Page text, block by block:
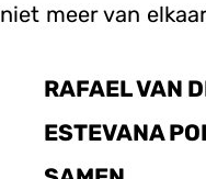
niet meer van
RAFAEL VAN
ESTEVANA